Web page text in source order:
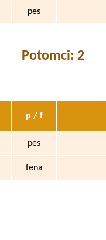
pes
Potomci: 2
p / f
pes
fena